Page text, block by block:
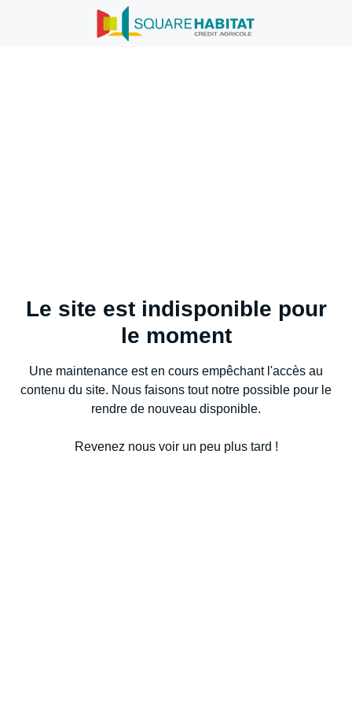
Le site est indisponible pour
le moment
Une maintenance est en cours empêchant l'accès au
contenu du site. Nous faisons tout notre possible pour le
rendre de nouveau disponible.
Revenez nous voir un peu plus tard !